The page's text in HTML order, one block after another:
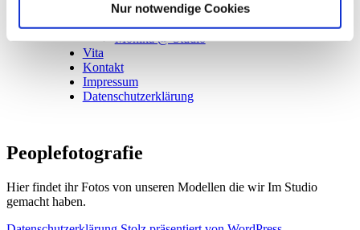
Nur notwendige Cookies
Sanctum @ H.J. Örtelt Workshop
Victoria @ Studio
Monika @ Studio
Vita
Kontakt
Impressum
Datenschutzerklärung
Peoplefotografie
Hier findet ihr Fotos von unseren Modellen die wir Im Studio
gemacht haben.